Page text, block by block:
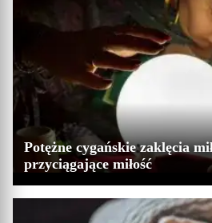
Potężne cygańskie zaklęcia
przyciągające miłość